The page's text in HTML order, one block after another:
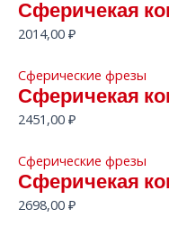
Сферичекая
2014,00 ₽
Сферические фрезы
Сферичекая
2451,00 ₽
Сферические фрезы
Сферичекая
2698,00 ₽